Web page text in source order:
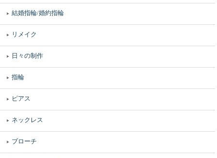
結婚指輪/婚約指輪
リメイク
日々の制作
指輪
ピアス
ネックレス
ブローチ